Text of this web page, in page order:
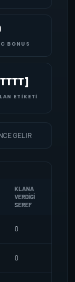
BONUS
ETIKETI
GELIR
KLANA
VERDIGI
SEREF
0
0